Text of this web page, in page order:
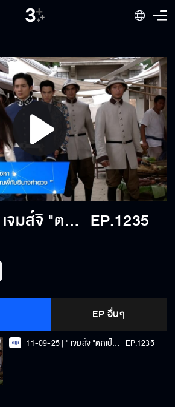
Play
Video
11-09-25 | " เจมส์จิ "ตกเป็นผู้ต้องหา โดนล่ามโซ่ตรวน " เจ้าคุณพี่กับอีนางคำดวง " EP.1235
EP อื่นๆ
11-09-25 | " เจมส์จิ "ตกเป็นผู้ต้องหา โดนล่ามโซ่ตรวน " เจ้าคุณพี่กับอีนางคำดวง " EP.1235